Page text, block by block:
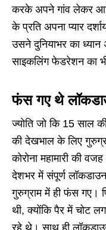
करके अपने गांव लेकर
के प्रति अपना प्यार
उसने दुनियाभर का
साइकलिंग फेडरेशन का
फंस गए थे
ज्योति जो कि 15 साल
की देखभाल के लिए
कोरोना महामारी की
देशभर में संपूर्ण
गुरुग्राम में ही फंस गए।
थी, क्योंकि पैर में चोट
रहे थे। साथ ही